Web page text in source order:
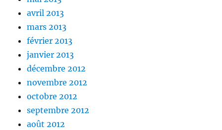
avril 2013
mars 2013
février 2013
janvier 2013
décembre 2012
novembre 2012
octobre 2012
septembre 2012
août 2012